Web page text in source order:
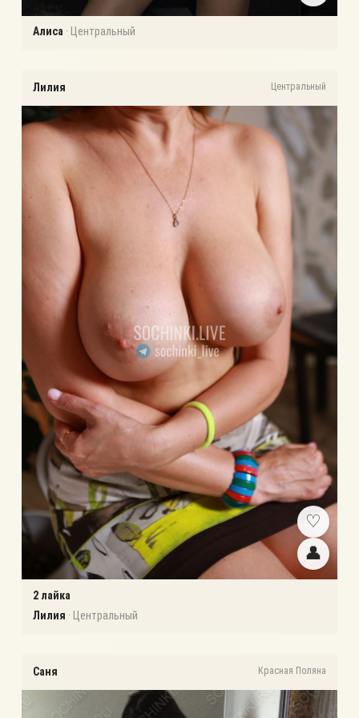
Алиса · Центральный
Лилия Центральный
♡
👤
2 лайка
Лилия · Центральный
Саня Красная Поляна